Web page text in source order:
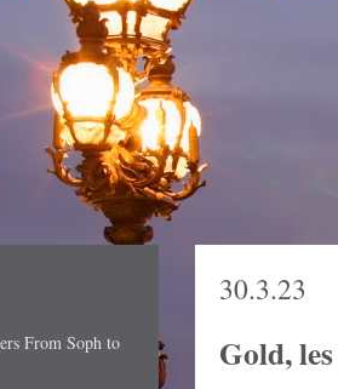
-
- ART
30.3.23
Gold,
From Soph to